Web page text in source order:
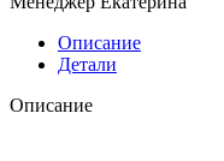
Описание
Детали
Описание